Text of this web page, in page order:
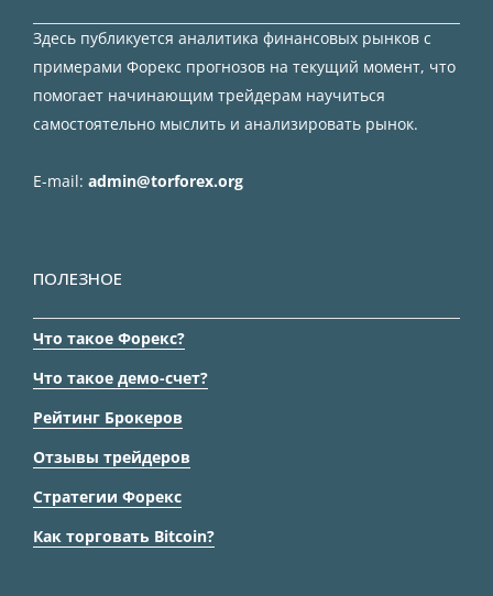
Здесь публикуется аналитика финансовых рынков с
примерами Форекс прогнозов на текущий момент, что
помогает начинающим трейдерам научиться
самостоятельно мыслить и анализировать рынок.
E-mail: admin@torforex.org
ПОЛЕЗНОЕ
Что такое Форекс?
Что такое демо-счет?
Рейтинг Брокеров
Отзывы трейдеров
Стратегии Форекс
Как торговать Bitcoin?